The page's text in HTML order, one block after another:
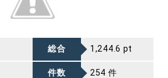
総合 1,244.6 pt
件数 254 件